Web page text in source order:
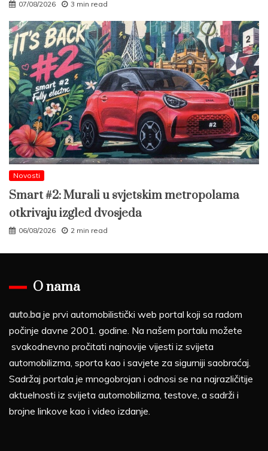
07/08/2026 3 min read
Novosti
Smart #2: Murali u svjetskim metropolama
otkrivaju izgled dvosjeda
06/08/2026 2 min read
O nama
auto.ba je prvi automobilistički web portal koji sa radom
počinje davne 2001. godine. Na našem portalu možete
svakodnevno pročitati najnovije vijesti iz svijeta
automobilizma, sporta kao i savjete za sigurniji saobraćaj.
Sadržaj portala je mnogobrojan i odnosi se na najrazličitije
aktuelnosti iz svijeta automobilizma, testove, a sadrži i
brojne linkove kao i video izdanje.